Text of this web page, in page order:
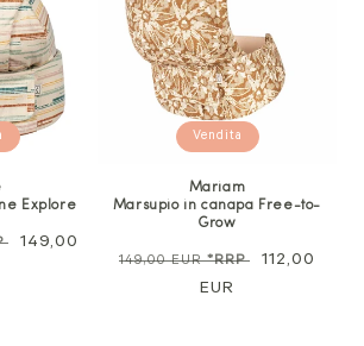
Explore
Prezzo
149,00
Vendita
Mariam
Marsupio in canapa Free-to-
Grow
Prezzo
149,00 EUR*RRP
Prezzo
112,00
EUR